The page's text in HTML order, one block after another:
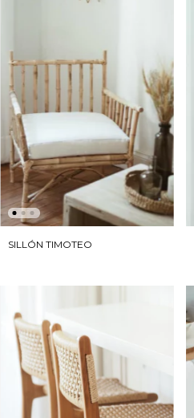
SILLÓN TIMOTEO